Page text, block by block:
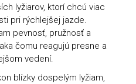
lyžiarov, ktorí chcú viac
pri rýchlejšej jazde.
pevnosť, pružnosť a
čomu reagujú presne a
vedení.
blízky dospelým lyžiam,